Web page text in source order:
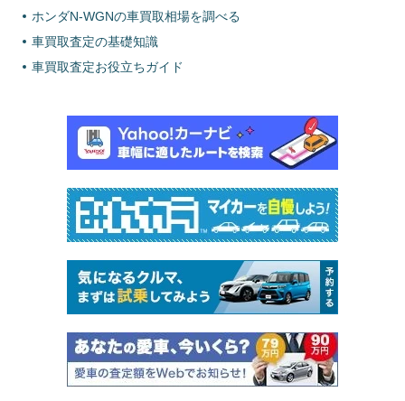
ホンダN-WGNの車買取相場を調べる
車買取査定の基礎知識
車買取査定お役立ちガイド